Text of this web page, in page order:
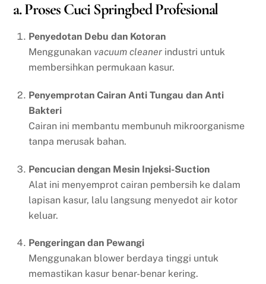
a. Proses Cuci Springbed Profesional
Penyedotan Debu dan Kotoran
Menggunakan vacuum cleaner industri untuk
membersihkan permukaan kasur.
Penyemprotan Cairan Anti Tungau dan Anti
Bakteri
Cairan ini membantu membunuh mikroorganisme
tanpa merusak bahan.
Pencucian dengan Mesin Injeksi-Suction
Alat ini menyemprot cairan pembersih ke dalam
lapisan kasur, lalu langsung menyedot air kotor
keluar.
Pengeringan dan Pewangi
Menggunakan blower berdaya tinggi untuk
memastikan kasur benar-benar kering.